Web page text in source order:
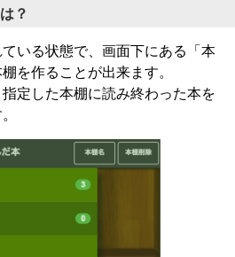
？
ている状態で、画面下にある「本
を作ることが出来ます。
定した本棚に読み終わった本を